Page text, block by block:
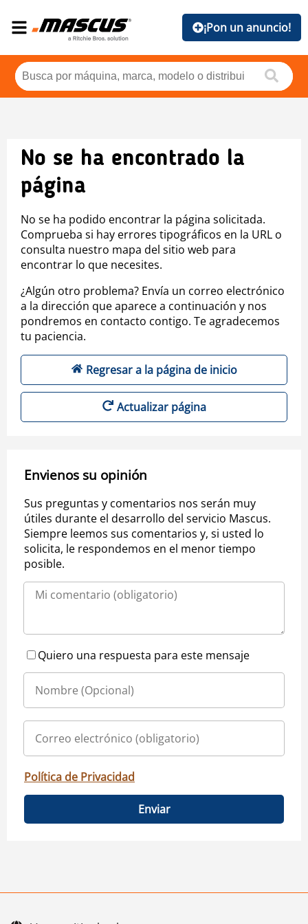
¡Pon un anuncio!
No se ha encontrado la
página
No se ha podido encontrar la página solicitada.
Comprueba si hay errores tipográficos en la URL o
consulta nuestro mapa del sitio web para
encontrar lo que necesites.
¿Algún otro problema? Envía un correo electrónico
a la dirección que aparece a continuación y nos
pondremos en contacto contigo. Te agradecemos
tu paciencia.
Regresar a la página de inicio
Actualizar página
Envienos su opinión
Sus preguntas y comentarios nos serán muy
útiles durante el desarrollo del servicio Mascus.
Siempre leemos sus comentarios y, si usted lo
solicita, le respondemos en el menor tiempo
posible.
Quiero una respuesta para este mensaje
Política de Privacidad
Enviar